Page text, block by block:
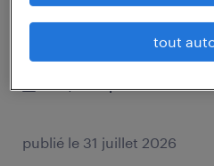
intérim
publié le 31 juillet 2026
tout